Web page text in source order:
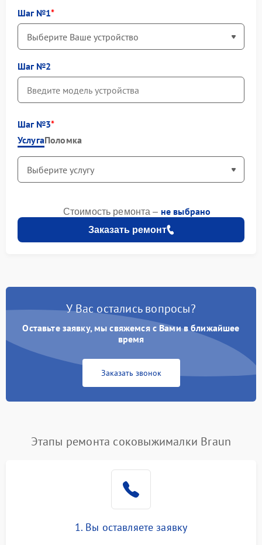
Шаг №1
Шаг №2
Шаг №3
УслугаПоломка
Заказать ремонт
Стоимость ремонта – не выбрано
У Вас остались вопросы?
Оставьте заявку, мы свяжемся с Вами в ближайшее
время
Заказать звонок
Этапы ремонта соковыжималки Braun
1. Вы оставляете заявку